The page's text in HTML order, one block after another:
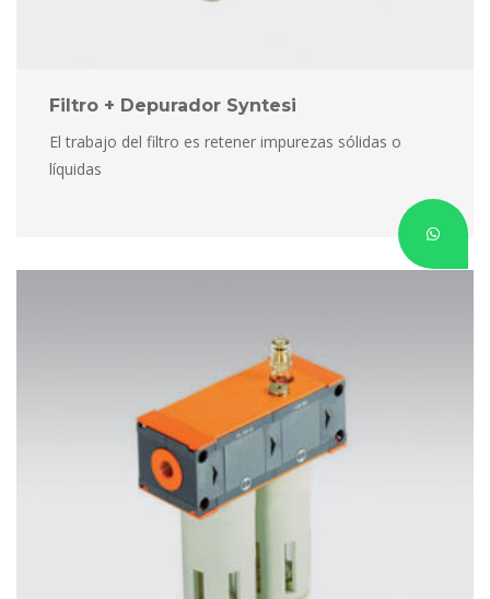
Filtro + Depurador Syntesi
El trabajo del filtro es retener impurezas sólidas o
líquida